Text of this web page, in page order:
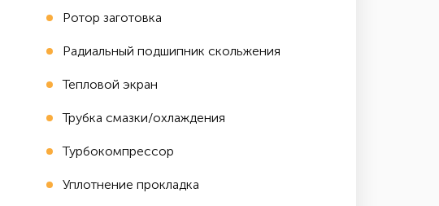
Ротор заготовка
Радиальный подшипник скольжения
Тепловой экран
Трубка смазки/охлаждения
Турбокомпрессор
Уплотнение прокладка